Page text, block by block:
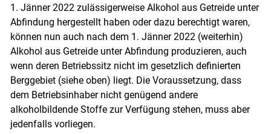
Skip to main content
1. Jänner 2022 zulässigerweise Alkohol aus Getreide unter
Abfindung hergestellt haben oder dazu berechtigt waren,
können nun auch nach dem 1. Jänner 2022 (weiterhin)
Alkohol aus Getreide unter Abfindung produzieren, auch
wenn deren Betriebssitz nicht im gesetzlich definierten
Berggebiet (siehe oben) liegt. Die Voraussetzung, dass
dem Betriebsinhaber nicht genügend andere
alkoholbildende Stoffe zur Verfügung stehen, muss aber
jedenfalls vorliegen.